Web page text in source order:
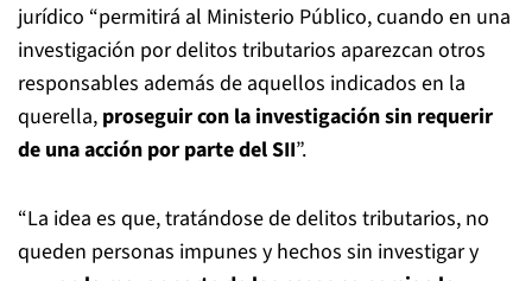
jurídico “permitirá al Ministerio Público, cuando en una
investigación por delitos tributarios aparezcan otros
responsables además de aquellos indicados en la
querella, proseguir con la investigación sin requerir
de una acción por parte del SII”.
“La idea es que, tratándose de delitos tributarios, no
queden personas impunes y hechos sin investigar y